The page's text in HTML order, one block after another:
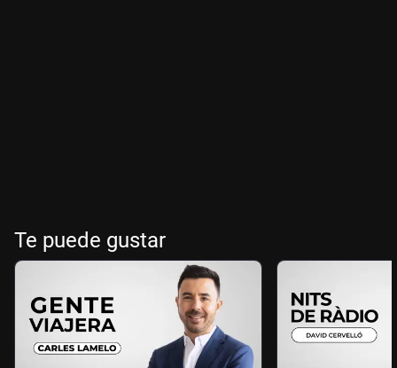
Te puede gustar